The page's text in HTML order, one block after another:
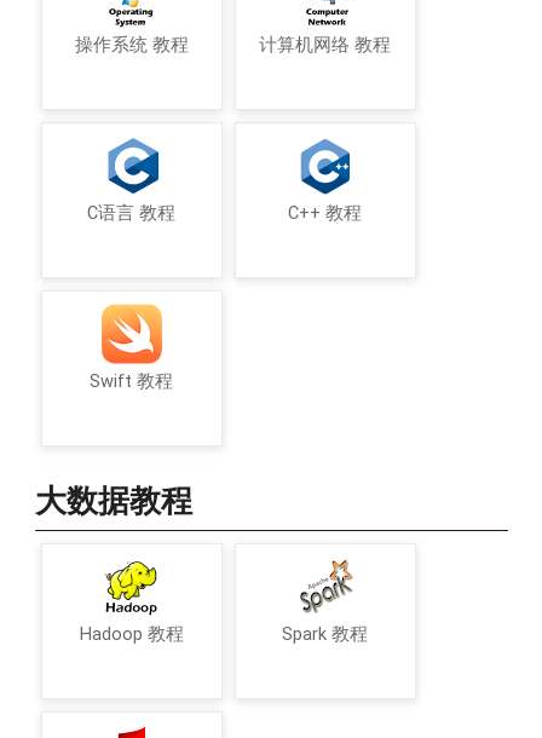
操作系统 教程 计算机网络 教程
C语言 教程 C++ 教程
Swift 教程
大数据教程
Hadoop 教程 Spark 教程